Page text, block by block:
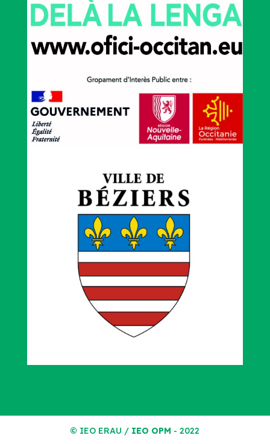
© IEO ERAU / IEO OPM - 2022